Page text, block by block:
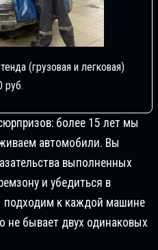
(грузовая и легковая)
руб.
более 15 лет мы
автомобили. Вы
выполненных
и убедиться в
подходим к каждой машине
не бывает двух одинаковых